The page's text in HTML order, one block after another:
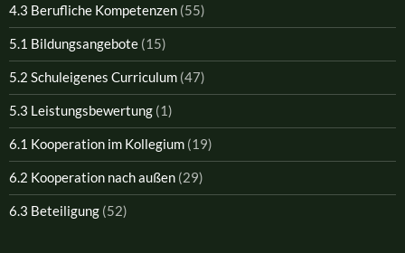
4.3 Berufliche Kompetenzen (55)
5.1 Bildungsangebote (15)
5.2 Schuleigenes Curriculum (47)
5.3 Leistungsbewertung (1)
6.1 Kooperation im Kollegium (19)
6.2 Kooperation nach außen (29)
6.3 Beteiligung (52)